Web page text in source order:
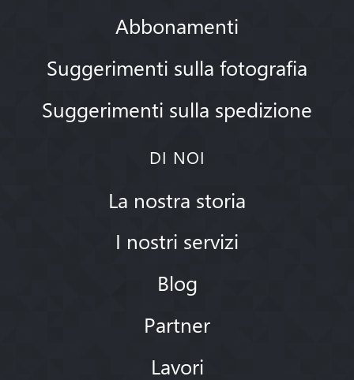
Abbonamenti
Suggerimenti sulla fotografia
Suggerimenti sulla spedizione
DI NOI
La nostra storia
I nostri servizi
Blog
Partner
Lavori